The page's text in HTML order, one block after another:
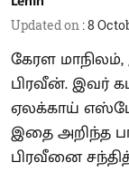
Updated on :8
கேரள
பிரவீன். இவர்
ஏலக்காய்
இதை அறிந்த
பிரவீனை